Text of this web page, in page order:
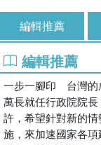
編輯推薦
編輯推薦
一步一腳印 台灣的
萬長就任行政院院
許，希望針對新的
施，來加速國家各